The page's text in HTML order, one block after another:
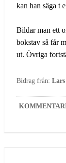
kan han säga t
Bildar man ett
bokstav så får
ut. Övriga
Bidrag från: